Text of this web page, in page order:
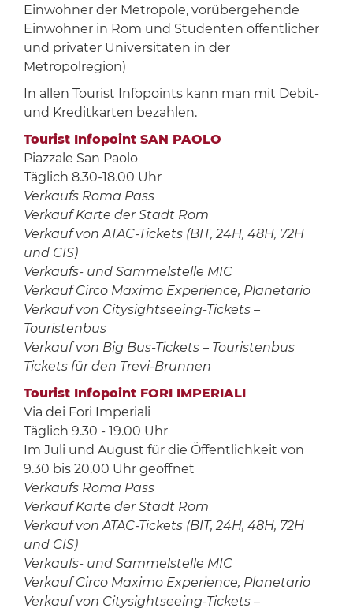
Einwohner der Metropole, vorübergehende
Einwohner in Rom und Studenten öffentlicher
und privater Universitäten in der
Metropolregion)
In allen Tourist Infopoints kann man mit Debit-
und Kreditkarten bezahlen.
Tourist Infopoint SAN PAOLO
Piazzale San Paolo
Täglich 8.30-18.00 Uhr
Verkaufs Roma Pass
Verkauf Karte der Stadt Rom
Verkauf von ATAC-Tickets (BIT, 24H, 48H, 72H
und CIS)
Verkaufs- und Sammelstelle MIC
Verkauf Circo Maximo Experience, Planetario
Verkauf von Citysightseeing-Tickets –
Touristenbus
Verkauf von Big Bus-Tickets – Touristenbus
Tickets für den Trevi-Brunnen
Tourist Infopoint FORI IMPERIALI
Via dei Fori Imperiali
Täglich 9.30 - 19.00 Uhr
Im Juli und August für die Öffentlichkeit von
9.30 bis 20.00 Uhr geöffnet
Verkaufs Roma Pass
Verkauf Karte der Stadt Rom
Verkauf von ATAC-Tickets (BIT, 24H, 48H, 72H
und CIS)
Verkaufs- und Sammelstelle MIC
Verkauf Circo Maximo Experience, Planetario
Verkauf von Citysightseeing-Tickets –